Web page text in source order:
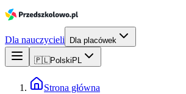
Dla nauczycieli Dla placówek
🇵🇱Polski PL
Strona główna